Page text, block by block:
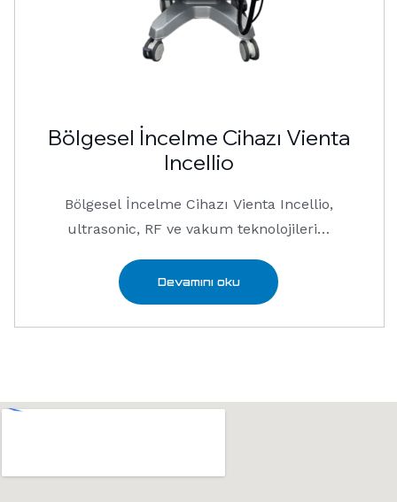
Bölgesel İncelme Cihazı Vienta
Incellio
Bölgesel İncelme Cihazı Vienta Incellio,
ultrasonic, RF ve vakum teknolojilerini
Devamını oku